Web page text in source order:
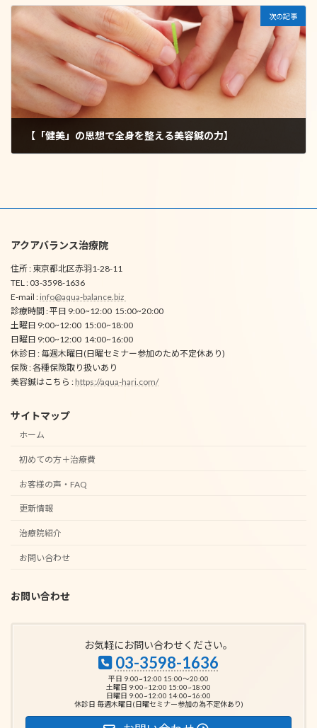
次の記事
【「健美」の思想で全身を整える美容鍼の力】
アクアバランス治療院
住所 : 東京都北区赤羽1-28-11
TEL : 03-3598-1636
E-mail : info@aqua-balance.biz
診療時間 : 平日 9:00~12:00 15:00~20:00
土曜日 9:00~12:00 15:00~18:00
日曜日 9:00~12:00 14:00~16:00
休診日 : 毎週木曜日(日曜セミナー参加のため不定休あり)
保険 : 各種保険取り扱いあり
美容鍼はこちら : https://aqua-hari.com/
サイトマップ
ホーム
初めての方＋治療費
お客様の声・FAQ
更新情報
治療院紹介
お問い合わせ
お問い合わせ
お気軽にお問い合わせください。
03-3598-1636
平日 9:00~12:00 15:00～20:00
土曜日 9:00~12:00 15:00~18:00
日曜日 9:00~12:00 14:00~16:00
休診日 毎週木曜日(日曜セミナー参加の為不定休あり)